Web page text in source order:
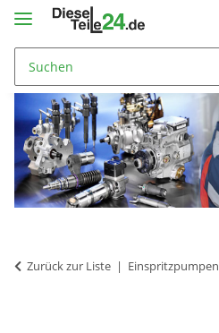
Zurück zur Liste Einspritzpumpen